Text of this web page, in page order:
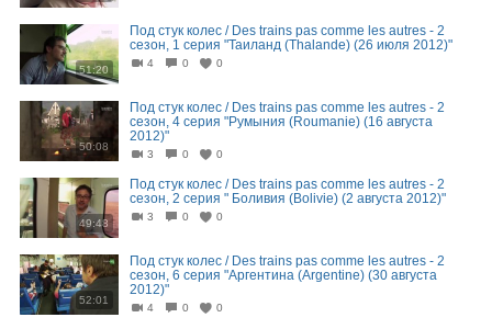
51:20
Под стук колес / Des trains pas comme les autres - 2
сезон, 1 серия "Таиланд (Thalande) (26 июля 2012)"
4 0 0
50:08
Под стук колес / Des trains pas comme les autres - 2
сезон, 4 серия "Румыния (Roumanie) (16 августа
2012)"
3 0 0
49:48
Под стук колес / Des trains pas comme les autres - 2
сезон, 2 серия " Боливия (Bolivie) (2 августа 2012)"
3 0 0
52:01
Под стук колес / Des trains pas comme les autres - 2
сезон, 6 серия "Аргентина (Argentine) (30 августа
2012)"
4 0 0